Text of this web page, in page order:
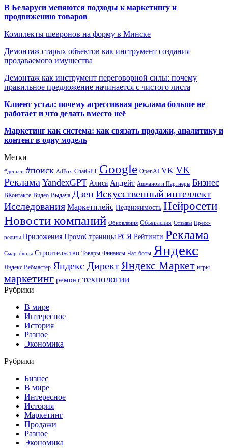
В Беларуси меняются подходы к маркетингу и
продвижению товаров
Комплекты шевронов на форму в Минске
Демонтаж старых объектов как инструмент создания
продаваемого имущества
Демонтаж как инструмент переговорной силы: почему
правильное предложение начинается с чистого листа
Клиент устал: почему агрессивная реклама больше не
работает и что делать вместо неё
Маркетинг как система: как связать продажи, аналитику и
контент в одну модель
Метки
#деньги #поиск AdFox ChatGPT Google OpenAI VK VK
Реклама YandexGPT Алиса Апдейт Ашманов и Партнеры Бизнес
ВКонтакте Видео Выдача ДзенИскусственный интеллект
Исследования Маркетплейс Недвижимость Нейросети
Новости компаний Обновления Объявления Отзывы Пресс-
релизы Приложения ПромоСтраницы РСЯ Рейтинги Реклама
Смартфоны Строительство Товары Финансы Чат-боты Яндекс
Яндекс.Вебмастер Яндекс Директ Яндекс Маркет игры
маркетинг ремонт технологии
Рубрики
В мире
Интересное
История
Разное
Экономика
Рубрики
Бизнес
В мире
Интересное
История
Маркетинг
Продажи
Разное
Экономика